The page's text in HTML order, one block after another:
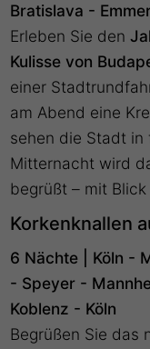
Bratislava -
Erleben Sie den
Kulisse von
einer
am Abend eine
sehen die Stadt in
Mitternacht wird
begrüßt – mit
Korkenknallen
6 Nächte | Köln -
- Speyer -
Koblenz - Köln
Begrüßen Sie das